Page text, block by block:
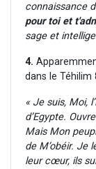
connaissance
pour toi et
sage et
4.
dans le Téhilim
« Je suis, Moi,
d’Egypte.
Mais Mon
de M’obéir. Je
leur cœur, ils